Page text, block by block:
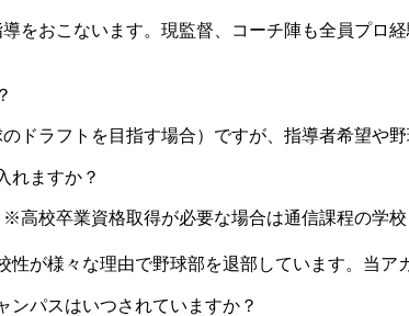
をおこないます。現監督、コーチ陣も全員プ
ドラフトを目指す場合）ですが、指導者希望や
れますか？
高校卒業資格取得が必要な場合は通信課程の学
性が様々な理由で野球部を退部しています。当
ンパスはいつされていますか？​​​​​